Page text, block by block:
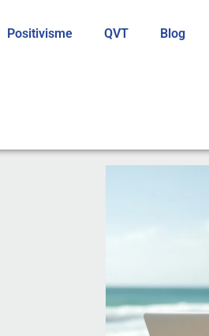
Positivisme QVT Blog